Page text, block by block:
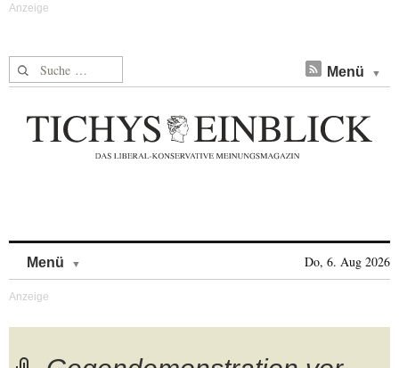
Suche nach: Menü
Menü Do, 6. Aug 2026